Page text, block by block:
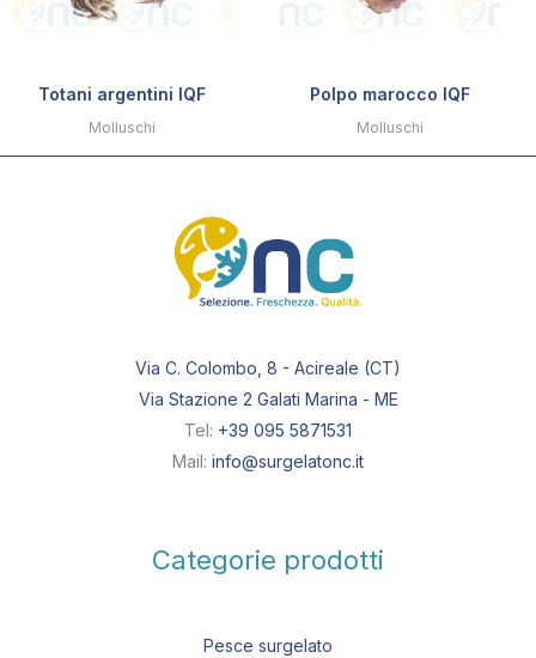
Totani argentini IQF
Molluschi
Polpo marocco IQF
Molluschi
Via C. Colombo, 8 - Acireale (CT)
Via Stazione 2 Galati Marina - ME
Tel: +39 095 5871531
Mail: info@surgelatonc.it
Categorie prodotti
Pesce surgelato